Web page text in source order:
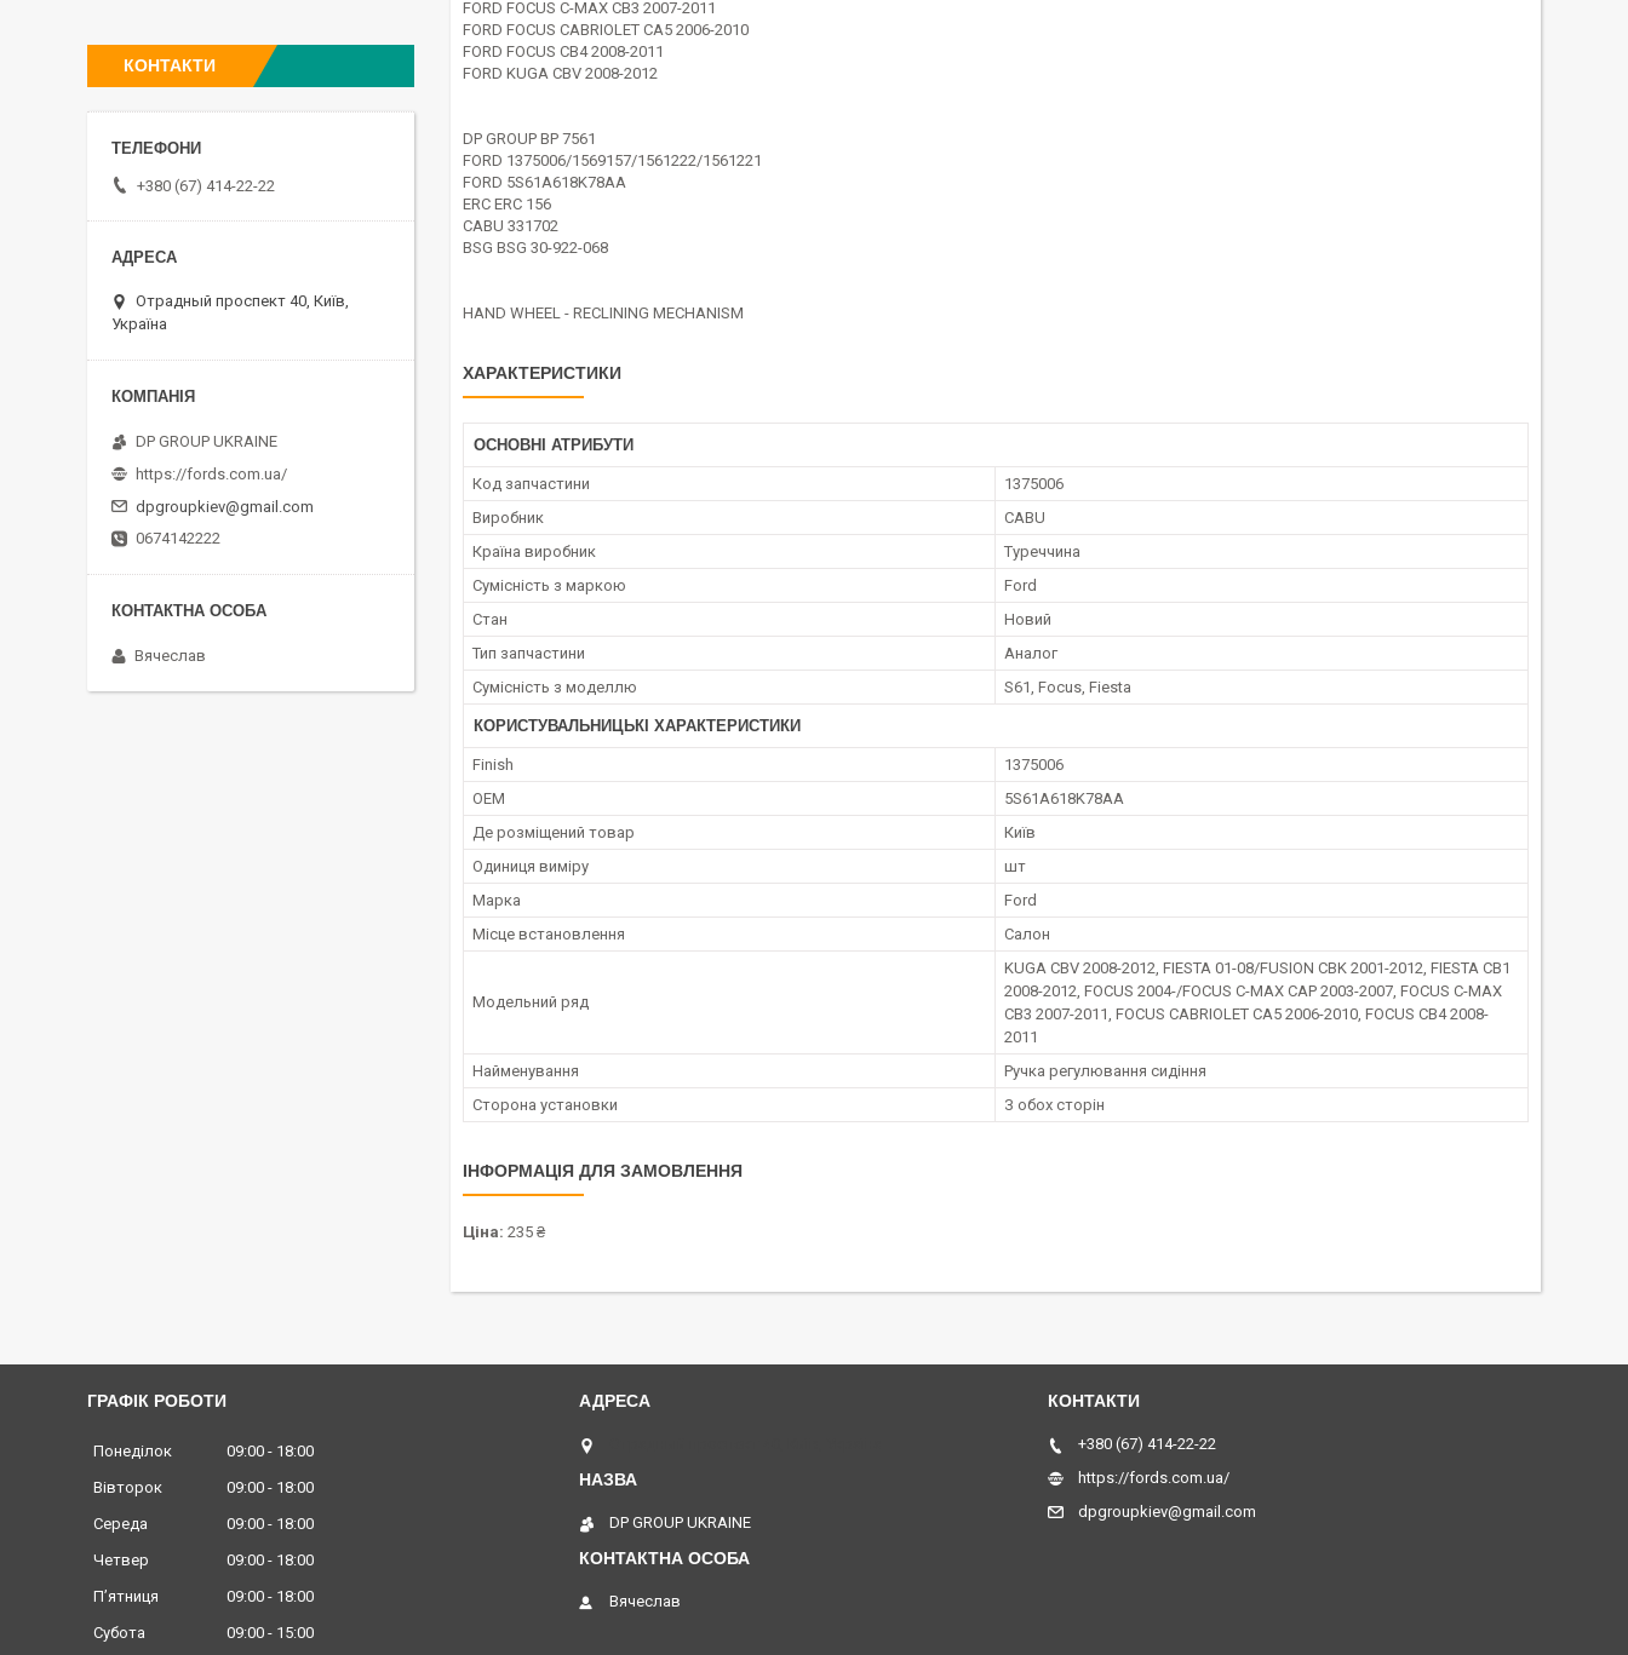
FORD FOCUS C-MAX CB3 2007-2011
FORD FOCUS CABRIOLET CA5 2006-2010
FORD FOCUS CB4 2008-2011
FORD KUGA CBV 2008-2012
DP GROUP BP 7561
FORD 1375006/1569157/1561222/1561221
FORD 5S61A618K78AA
ERC ERC 156
CABU 331702
BSG BSG 30-922-068
HAND WHEEL - RECLINING MECHANISM
ХАРАКТЕРИСТИКИ
ОСНОВНІ АТРИБУТИ
Код запчастини
1375006
Виробник
CABU
Країна виробник
Туреччина
Сумісність з маркою
Ford
Стан
Новий
Тип запчастини
Аналог
Сумісність з моделлю
S61, Focus, Fiesta
КОРИСТУВАЛЬНИЦЬКІ ХАРАКТЕРИСТИКИ
Finish
1375006
OEM
5S61A618K78AA
Де розміщений товар
Київ
Одиниця виміру
шт
Марка
Ford
Місце встановлення
Салон
Модельний ряд
KUGA CBV 2008-2012, FIESTA 01-08/FUSION CBK 2001-2012, FIESTA CB1
2008-2012, FOCUS 2004-/FOCUS C-MAX CAP 2003-2007, FOCUS C-MAX
CB3 2007-2011, FOCUS CABRIOLET CA5 2006-2010, FOCUS CB4 2008-
2011
Найменування
Ручка регулювання сидіння
Сторона установки
З обох сторін
ІНФОРМАЦІЯ ДЛЯ ЗАМОВЛЕННЯ
Ціна: 235 ₴
КОНТАКТИ
+380 (67) 414-22-22
Отрадный проспект 40, Київ,
Україна
DP GROUP UKRAINE
https://fords.com.ua/
dpgroupkiev@gmail.com
0674142222
Вячеслав
ГРАФІК РОБОТИ
Понеділок 09:00
18:00
Вівторок
09:00
18:00
Середа
09:00
18:00
Четвер
09:00
18:00
Пʼятниця
09:00
18:00
Субота
09:00 15:00
DP GROUP UKRAINE
Вячеслав
+380 (67) 414-22-22
https://fords.com.ua/
dpgroupkiev@gmail.com